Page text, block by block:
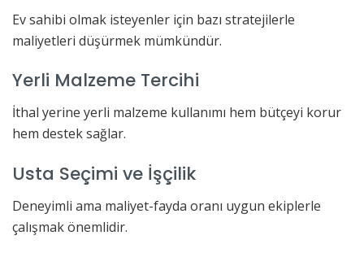
Ev sahibi olmak isteyenler için bazı stratejilerle
maliyetleri düşürmek mümkündür.
Yerli Malzeme Tercihi
İthal yerine yerli malzeme kullanımı hem bütçeyi korur
hem destek sağlar.
Usta Seçimi ve İşçilik
Deneyimli ama maliyet-fayda oranı uygun ekiplerle
çalışmak önemlidir.